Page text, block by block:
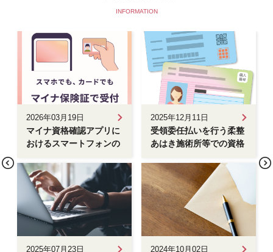
INFORMATION
2026年03月19日
マイナ資格確認アプリに
おけるスマートフォンの
り機能の追加について
2025年12月11日
受領委任払いを行う柔整
あはき施術所等での資格
2025年07月23日 2024年10月02日